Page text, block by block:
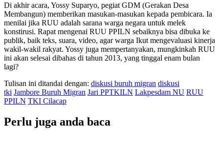
Di akhir acara, Yossy Suparyo, pegiat GDM (Gerakan Desa
Membangun) memberikan masukan-masukan kepada pembicara. Ia
menilai jika RUU adalah sarana warga negara untuk melek
konstirusi. Rapat mengenai RUU PPILN sebaiknya bisa dibuka ke
publik, baik teks, suara, video, agar warga Ikut mengevaluasi kinerja
wakil-wakil rakyat. Yossy juga mempertanyakan, mungkinkah RUU
ini akan selesai dibahas di tahun 2013, yang tinggal enam bulan
lagi?
Tulisan ini ditandai dengan: diskusi buruh migran diskusi
tki Jambore Buruh Migran Jari PPTKILN Lakpesdam NU RUU
PPILN TKI Cilacap
Perlu juga anda baca